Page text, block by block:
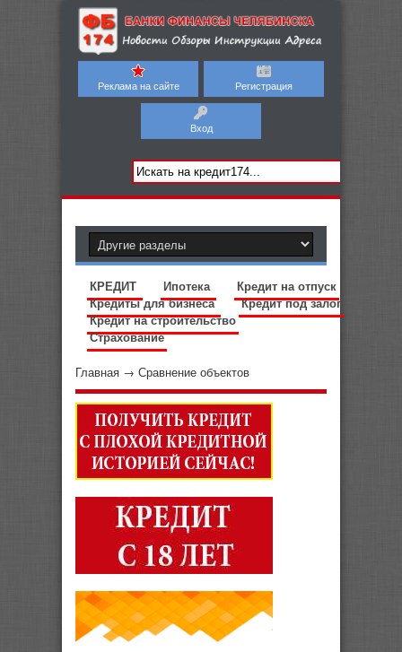
Реклама на сайте Регистрация
Вход
КРЕДИТ Ипотека
Кредит на отпуск
Кредиты для бизнеса
Кредит под залог
Кредит на строительство
Страхование
Главная → Сравнение объектов